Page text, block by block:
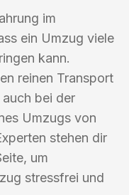
im
ein Umzug viele
kann.
reinen Transport
bei der
Umzugs von
stehen dir
um
stressfrei und